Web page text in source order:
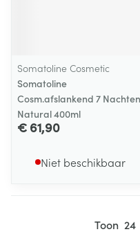
Somatoline Cosmetic
Somatoline
Cosm.afslankend 7 Nachten
Natural 400ml
€ 61,90
Niet beschikbaar
Toon